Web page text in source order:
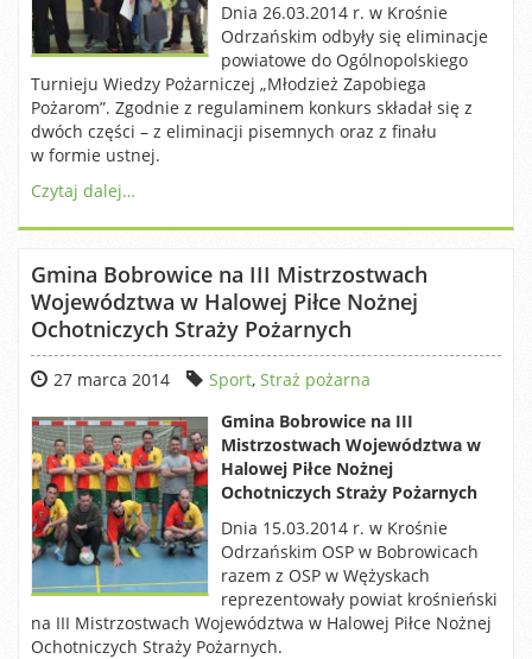
Dnia 26.03.2014 r. w Krośnie
Odrzańskim odbyły się eliminacje
powiatowe do Ogólnopolskiego
Turnieju Wiedzy Pożarniczej „Młodzież Zapobiega
Pożarom”. Zgodnie z regulaminem konkurs składał się z
dwóch części – z eliminacji pisemnych oraz z finału
w formie ustnej.
Czytaj dalej…
Gmina Bobrowice na III Mistrzostwach
Województwa w Halowej Piłce Nożnej
Ochotniczych Straży Pożarnych
27 marca 2014 Sport, Straż pożarna
Gmina Bobrowice na III
Mistrzostwach Województwa w
Halowej Piłce Nożnej
Ochotniczych Straży Pożarnych
Dnia 15.03.2014 r. w Krośnie
Odrzańskim OSP w Bobrowicach
razem z OSP w Wężyskach
reprezentowały powiat krośnieński
na III Mistrzostwach Województwa w Halowej Piłce Nożnej
Ochotniczych Straży Pożarnych.